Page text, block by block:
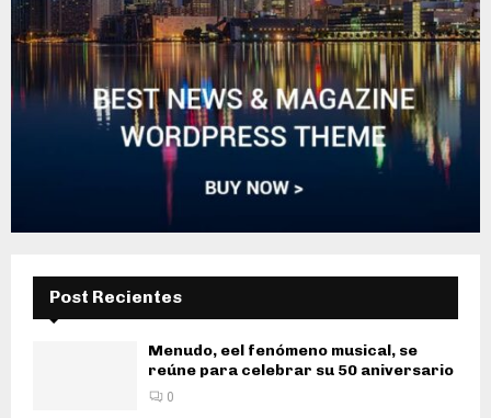
Post Recientes
Menudo, eel fenómeno musical, se
reúne para celebrar su 50 aniversario
0